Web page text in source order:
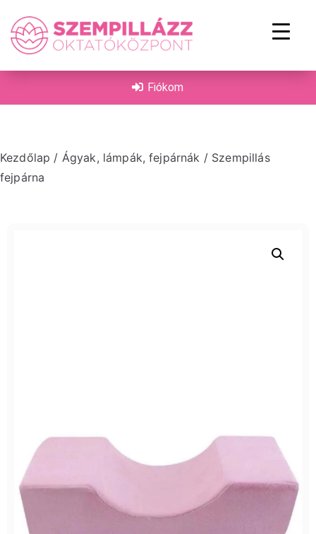
Fiókom
Kezdőlap / Ágyak, lámpák, fejpárnák / Szempillás
fejpárna